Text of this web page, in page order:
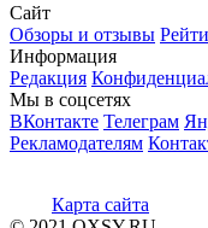
Сайт
Обзоры и отзывы
Информация
Редакция
Мы в соцсетях
ВКонтакте Телеграм
Рекламодателям
Карта сайта